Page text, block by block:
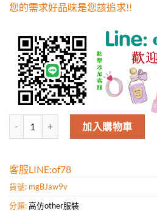
您的需求好品味是您該追求!!
高仿羅意威LOEWE男女同款新款時
加入購物車
客服LINE:of78
貨號: mgBJaw9v
分類:高仿other服裝